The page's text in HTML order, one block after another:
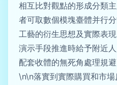
相互比對觀點的形成分類主
者可取數個模塊臺體并行
工藝的衍生思想及實際表現
演示手段推進時給予附近
配套收體的無死角處理規
\n\n落實到實際購買和市